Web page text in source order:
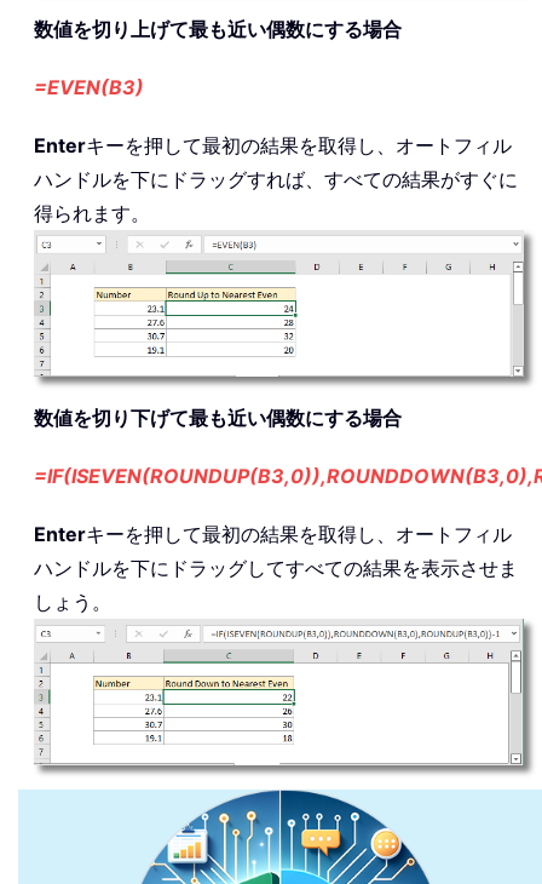
数値を切り上げて最も近い偶数にする場合
=EVEN(B3)
Enterキーを押して最初の結果を取得し、オートフィル
ハンドルを下にドラッグすれば、すべての結果がすぐに
得られます。
数値を切り下げて最も近い偶数にする場合
Enterキーを押して最初の結果を取得し、オートフィル
ハンドルを下にドラッグしてすべての結果を表示させま
しょう。